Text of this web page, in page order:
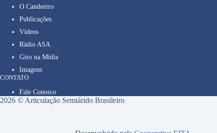
O Candeeiro
Publicações
Vídeos
Rádio ASA
Giro na Mídia
Imagens
CONTATO
Fale Conosco
2026 © Articulação Semiárido Brasileiro